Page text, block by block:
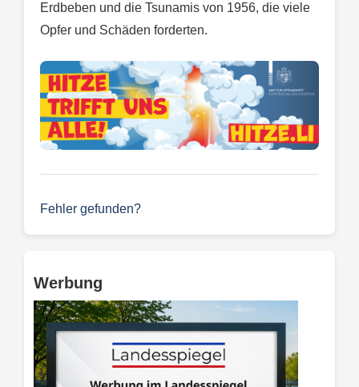
Erdbeben und die Tsunamis von 1956, die viele
Opfer und Schäden forderten.
Fehler gefunden?
Werbung